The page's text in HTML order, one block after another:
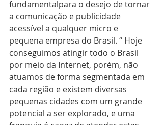
fundamentalpara o desejo de tornar
a comunicação e publicidade
acessível a qualquer micro e
pequena empresa do Brasil. “ Hoje
conseguimos atingir todo o Brasil
por meio da Internet, porém, não
atuamos de forma segmentada em
cada região e existem diversas
pequenas cidades com um grande
potencial a ser explorado, e uma